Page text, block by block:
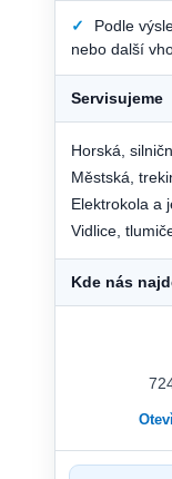
✓
Podle
nebo další
Servisujeme
Horská,
Městská,
Elektrokola a
Vidlice,
Kde nás